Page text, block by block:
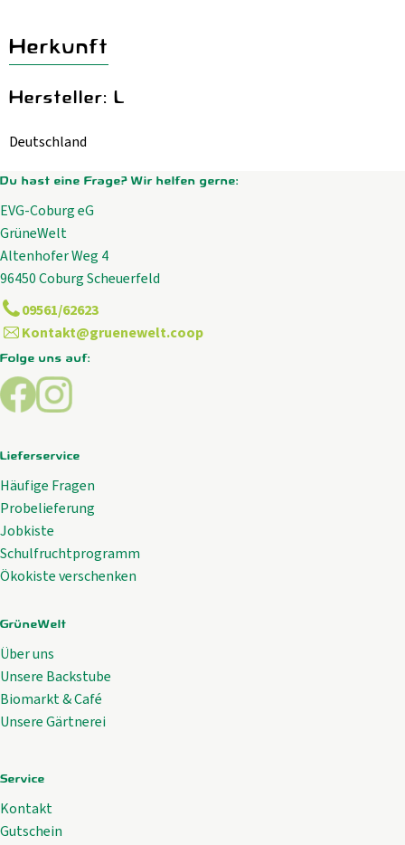
Herkunft
Hersteller: L
Deutschland
Du hast eine Frage? Wir helfen gerne:
EVG-Coburg eG
GrüneWelt
Altenhofer Weg 4
96450 Coburg Scheuerfeld
09561/62623
Kontakt@gruenewelt.coop
Folge uns auf:
Externer Link zu https://www.facebook.com/
Externer Link zu https://www.instagram.com/
Lieferservice
Häufige Fragen
Probelieferung
Jobkiste
Schulfruchtprogramm
Ökokiste verschenken
GrüneWelt
Über uns
Unsere Backstube
Biomarkt & Café
Unsere Gärtnerei
Service
Kontakt
Gutschein